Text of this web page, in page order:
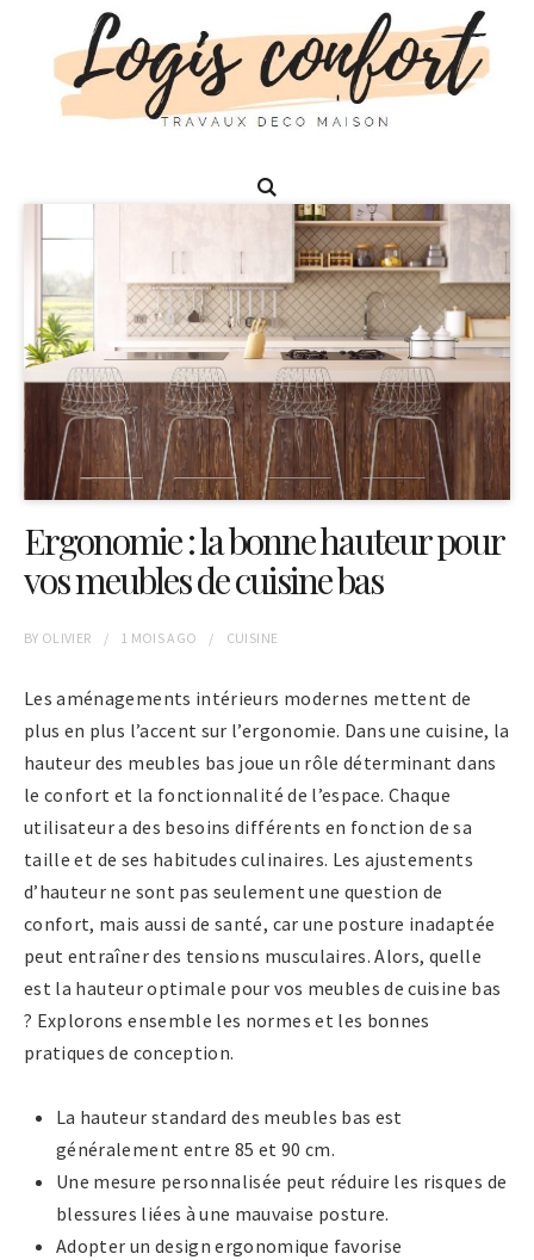
Ergonomie : la bonne hauteur pour
vos meubles de cuisine bas
BY OLIVIER 1 MOISAGO CUISINE
Les aménagements intérieurs modernes mettent de
plus en plus l’accent sur l’ergonomie. Dans une cuisine, la
hauteur des meubles bas joue un rôle déterminant dans
le confort et la fonctionnalité de l’espace. Chaque
utilisateur a des besoins différents en fonction de sa
taille et de ses habitudes culinaires. Les ajustements
d’hauteur ne sont pas seulement une question de
confort, mais aussi de santé, car une posture inadaptée
peut entraîner des tensions musculaires. Alors, quelle
est la hauteur optimale pour vos meubles de cuisine bas
? Explorons ensemble les normes et les bonnes
pratiques de conception.
La hauteur standard des meubles bas est
généralement entre 85 et 90 cm.
Une mesure personnalisée peut réduire les risques de
blessures liées à une mauvaise posture.
Adopter un design ergonomique favorise